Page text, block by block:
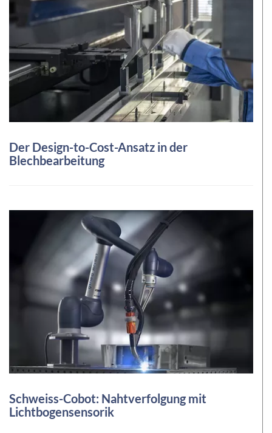
Der Design-to-Cost-Ansatz in der
Blechbearbeitung
Schweiss-Cobot: Nahtverfolgung mit
Lichtbogensensorik